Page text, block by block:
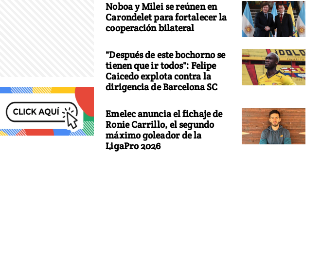
Noboa y Milei se reúnen en
Carondelet para fortalecer la
cooperación bilateral
"Después de este bochorno se
tienen que ir todos": Felipe
Caicedo explota contra la
dirigencia de Barcelona SC
Emelec anuncia el fichaje de
Ronie Carrillo, el segundo
máximo goleador de la
LigaPro 2026